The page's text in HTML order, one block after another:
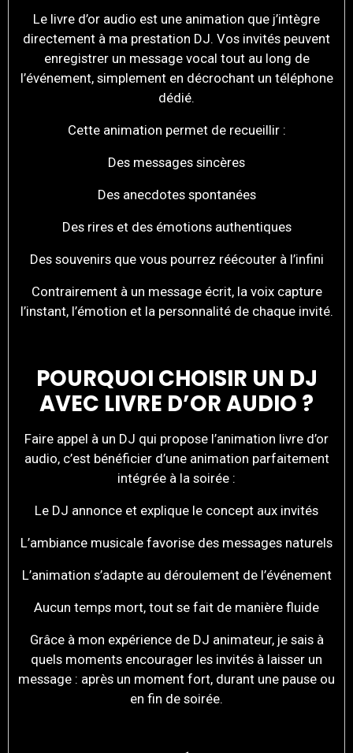
Le livre d’or audio est une animation que j’intègre
directement à ma prestation DJ. Vos invités peuvent
enregistrer un message vocal tout au long de
l’événement, simplement en décrochant un téléphone
dédié.
Cette animation permet de recueillir :
Des messages sincères
Des anecdotes spontanées
Des rires et des émotions authentiques
Des souvenirs que vous pourrez réécouter à l’infini
Contrairement à un message écrit, la voix capture
l’instant, l’émotion et la personnalité de chaque invité.
POURQUOI CHOISIR UN DJ
AVEC LIVRE D’OR AUDIO ?
Faire appel à un DJ qui propose l’animation livre d’or
audio, c’est bénéficier d’une animation parfaitement
intégrée à la soirée :
Le DJ annonce et explique le concept aux invités
L’ambiance musicale favorise des messages naturels
L’animation s’adapte au déroulement de l’événement
Aucun temps mort, tout se fait de manière fluide
Grâce à mon expérience de DJ animateur, je sais à
quels moments encourager les invités à laisser un
message : après un moment fort, durant une pause ou
en fin de soirée.